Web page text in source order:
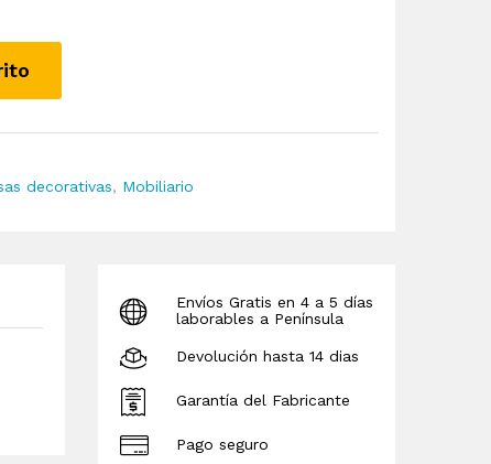
decorativas, Mobiliario
Envíos Gratis en 4 a 5 días
laborables a Península
Devolución hasta 14 dias
Garantía del Fabricante
Pago seguro